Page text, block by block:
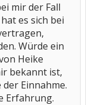
mir der Fall
es sich bei
Würde ein
Heike
bekannt ist,
Einnahme.
Erfahrung.